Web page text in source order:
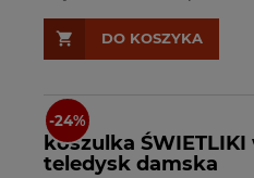
DO KOSZYKA
koszulka
teledysk damska